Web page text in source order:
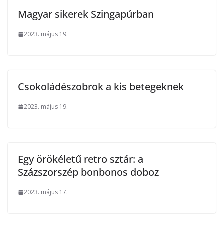
Magyar sikerek Szingapúrban
2023. május 19.
Csokoládészobrok a kis betegeknek
2023. május 19.
Egy örökéletű retro sztár: a
Százszorszép bonbonos doboz
2023. május 17.